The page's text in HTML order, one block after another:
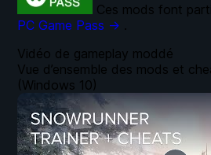
Vidéo de gameplay moddé
Vue d’ensemble des mods et
(Windows 10)
Ces mods font
PC Game Pass → .